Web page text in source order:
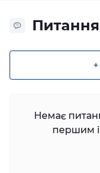
Питання
Немає
першим і